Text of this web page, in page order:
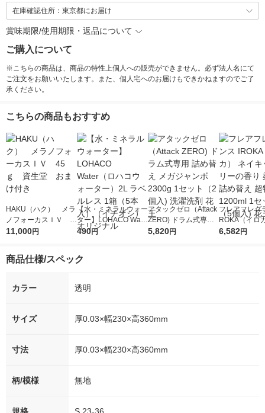
在庫確認住所：東京都にお届け
賞味期限/使用期限・返品について
ご購入について
※こちらの商品は、商品の特性上個人への販売ができません。必ず法人名にて
ご注文をお願いいたします。また、個人宅へのお届けもできかねますのでご了
承ください。
こちらの商品もおすすめ
HAKU（ハク） メラ
ノフォーカスＩＶ 4
5ｇ 資生堂 おまけ
11,000円
【水・ミネラルウォー
ター】LOHACO Wate
r（ロハコウォータ
シ） オリジナル
490円
アタックゼロ（Attack
ZERO) ドラム式専用
詰め替え メガジャン
5,820円
フレアフレグ
ROKA（イロ
イキッドリリ
6,582円
商品仕様/スペック
カラー 透明
サイズ 厚0.03×幅230×高360mm
寸法 厚0.03×幅230×高360mm
柄/模様 無地